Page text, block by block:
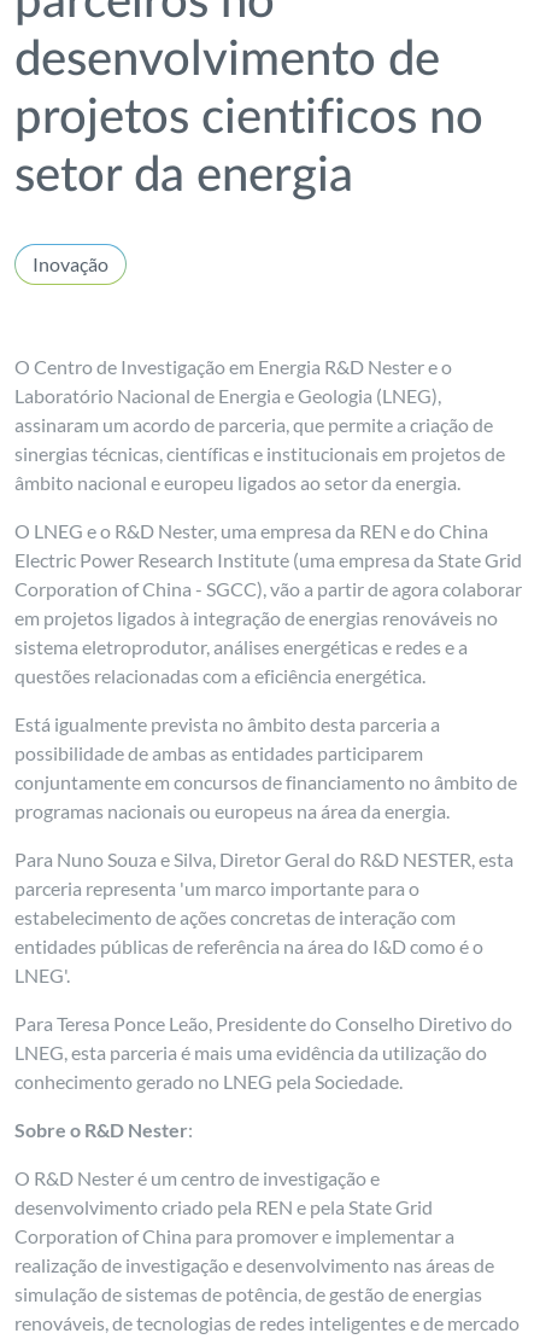
desenvolvimento de
projetos cientificos no
setor da energia
Inovação
O Centro de Investigação em Energia R&D Nester e o
Laboratório Nacional de Energia e Geologia (LNEG),
assinaram um acordo de parceria, que permite a criação de
sinergias técnicas, científicas e institucionais em projetos de
âmbito nacional e europeu ligados ao setor da energia.
O LNEG e o R&D Nester, uma empresa da REN e do China
Electric Power Research Institute (uma empresa da State Grid
Corporation of China - SGCC), vão a partir de agora colaborar
em projetos ligados à integração de energias renováveis no
sistema eletroprodutor, análises energéticas e redes e a
questões relacionadas com a eficiência energética.
Está igualmente prevista no âmbito desta parceria a
possibilidade de ambas as entidades participarem
conjuntamente em concursos de financiamento no âmbito de
programas nacionais ou europeus na área da energia.
Para Nuno Souza e Silva, Diretor Geral do R&D NESTER, esta
parceria representa 'um marco importante para o
estabelecimento de ações concretas de interação com
entidades públicas de referência na área do I&D como é o
LNEG'.
Para Teresa Ponce Leão, Presidente do Conselho Diretivo do
LNEG, esta parceria é mais uma evidência da utilização do
conhecimento gerado no LNEG pela Sociedade.
Sobre o R&D Nester:
O R&D Nester é um centro de investigação e
desenvolvimento criado pela REN e pela State Grid
Corporation of China para promover e implementar a
realização de investigação e desenvolvimento nas áreas de
simulação de sistemas de potência, de gestão de energias
renováveis, de tecnologias de redes inteligentes e de mercado